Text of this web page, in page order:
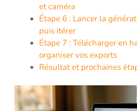
et caméra
Étape 6 : Lancer la
puis itérer
Étape 7 : Télécharger en
organiser vos exports
Résultat et prochaines